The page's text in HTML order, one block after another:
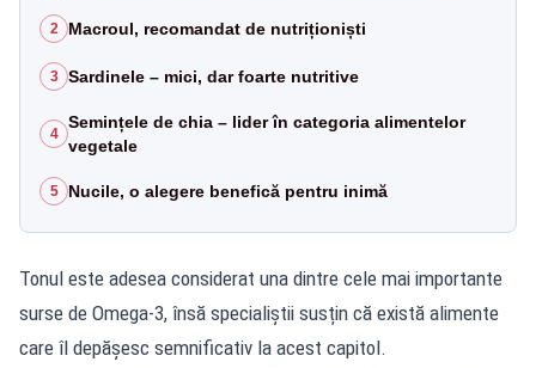
2 Macroul, recomandat de nutriționiști
3 Sardinele – mici, dar foarte nutritive
4
Semințele de chia – lider în categoria alimentelor
vegetale
5 Nucile, o alegere benefică pentru inimă
Tonul este adesea considerat una dintre cele mai importante
surse de Omega-3, însă specialiștii susțin că există alimente
care îl depășesc semnificativ la acest capitol.